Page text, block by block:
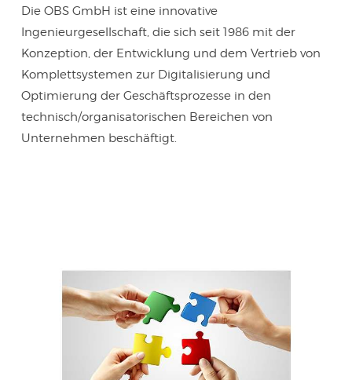
Die OBS GmbH ist eine innovative
Ingenieurgesellschaft, die sich seit 1986 mit der
Konzeption, der Entwicklung und dem Vertrieb von
Komplettsystemen zur Digitalisierung und
Optimierung der Geschäftsprozesse in den
technisch/organisatorischen Bereichen von
Unternehmen beschäftigt.